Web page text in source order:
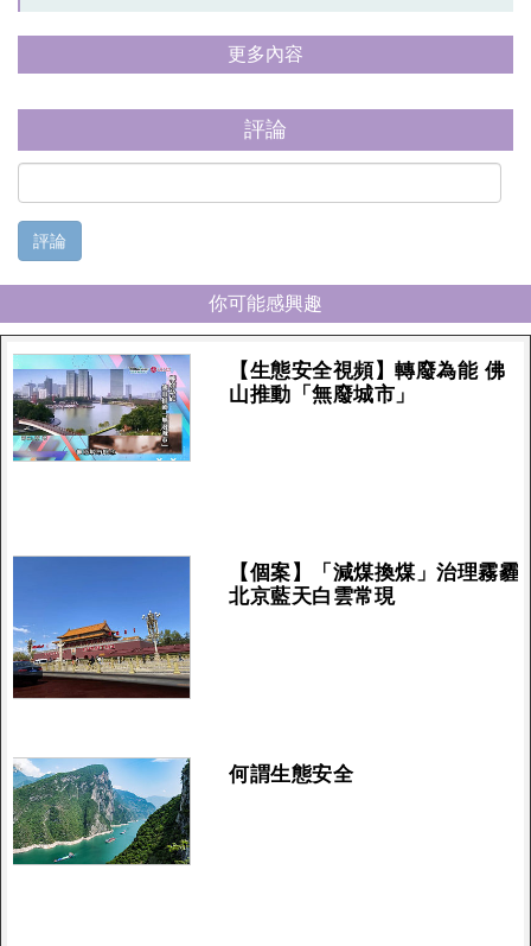
更多內容
評論
評論
你可能感興趣
【生態安全視頻】轉廢為能 佛
山推動「無廢城市」
【個案】「減煤換煤」治理霧霾
北京藍天白雲常現
何謂生態安全